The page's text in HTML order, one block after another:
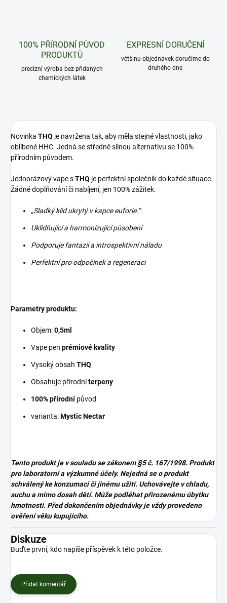
100% PŘÍRODNÍ PŮVOD
PRODUKTŮ
precizní výroba bez přidaných
chemických látek
EXPRESNÍ DORUČENÍ
většinu objednávek doručíme do
druhého dne
Novinka THQ je navržena tak, aby měla stejné vlastnosti, jako
oblíbené HHC. Jedná se středně silnou alternativu se 100%
přírodním původem.
Jednorázový vape sTHQ je perfektní společník do každé situace.
Žádné doplňování či nabíjení, jen 100% zážitek.
„Sladký klid ukrytý v kapce euforie.“
Uklidňující a harmonizující působení
Podporuje fantazii a introspektivní náladu
Perfektní pro odpočinek a regeneraci
Parametry produktu:
Objem:0,5ml
Vape pen prémiové kvality
Vysoký obsah THQ
Obsahuje přírodníterpeny
100% přírodnípůvod
varianta:Mystic Nectar
Tento produkt je v souladu se zákonem§5 č. 167/1998. Produkt
pro laboratorní a výzkumné účely. Nejedná se o produkt
schválený ke konzumaci či jinému užití. Uchovávejte v chladu,
suchu a mimo dosah dětí. Může podléhat přirozenému úbytku
hmotnosti. Před dokončením objednávky je vždy provedeno
ověření věku kupujícího.
Diskuze
Buďte první, kdo napíše příspěvek k této položce.
Přidat komentář